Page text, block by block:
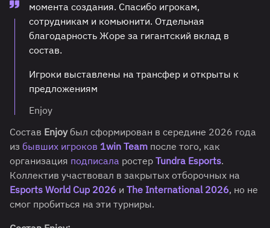
момента создания. Спасибо игрокам,
сотрудникам и комьюнити. Отдельная
благодарность Жоре за гигантский вклад в
состав.
Игроки выставлены на трансфер и открыты к
предложениям
Enjoy
Состав Enjoyбыл сформирован в середине 2026 года
из бывших игроков 1win Team после того, как
организация подписала ростер Tundra Esports.
Коллектив участвовал в закрытых отборочных на
Esports World Cup 2026 и The International 2026, но не
смог пробиться на эти турниры.